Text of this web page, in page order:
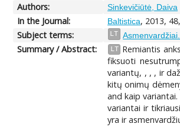
Authors:
Sinkevičiūtė, Daiva
In the Journal: Baltistica, 2013,
Subject terms:
LT
Summary / Abstract: LT Remiantis
fiksuoti
variantų, , , , ir
kitų onimų
andkaip
variantai ir
yra ir